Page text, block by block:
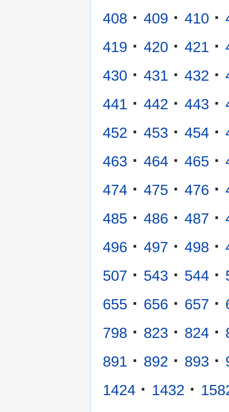
408 · 409 · 410 ·
419 · 420 · 421 ·
430 · 431 · 432 ·
441 · 442 · 443 ·
452 · 453 · 454 ·
463 · 464 · 465 ·
474 · 475 · 476 ·
485 · 486 · 487 ·
496 · 497 · 498 ·
507 · 543 · 544 ·
655 · 656 · 657 ·
798 · 823 · 824 ·
891 · 892 · 893 ·
1424 · 1432 ·